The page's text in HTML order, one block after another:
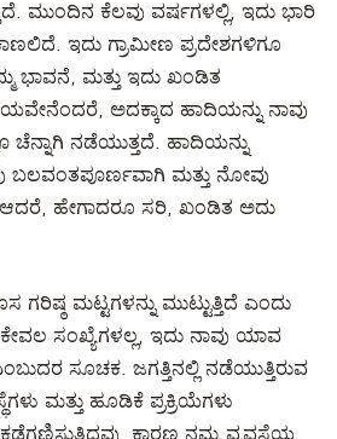
ಮುಂದಿನ ಕೆಲವು ವರ್ಷಗಳಲ್ಲಿ, ಇದು ಭಾರಿ
ಇದು ಗ್ರಾಮೀಣ ಪ್ರದೇಶಗಳಿಗೂ
ಭಾವನೆ, ಮತ್ತು ಇದು ಖಂಡಿತ
ಅದಕ್ಕಾದ ಹಾದಿಯನ್ನು ನಾವು
ನಡೆಯುತ್ತದೆ. ಹಾದಿಯನ್ನು
ಬಲವಂತಪೂರ್ಣವಾಗಿ ಮತ್ತು ನೋವು
ಆದರೆ, ಹೇಗಾದರೂ ಸರಿ, ಖಂಡಿತ ಅದು
ಗರಿಷ್ಠ ಮಟ್ಟಗಳನ್ನು ಮುಟ್ಟುತ್ತಿದೆ ಎಂದು
ಕೇವಲ ಸಂಖ್ಯೆಗಳಲ್ಲ, ಇದು ನಾವು ಯಾವ
ಸೂಚಕ. ಜಗತ್ತಿನಲ್ಲಿ ನಡೆಯುತ್ತಿರುವ
ಮತ್ತು ಹೂಡಿಕೆ ಪ್ರಕ್ರಿಯೆಗಳು
ಕಾರಣ ನಮ್ಮ ವ್ಯವಸ್ಥೆಯ